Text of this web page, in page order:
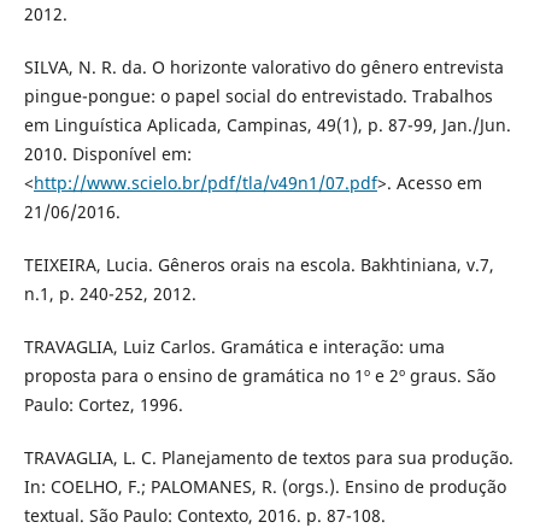
2012.
SILVA, N. R. da. O horizonte valorativo do gênero entrevista
pingue-pongue: o papel social do entrevistado. Trabalhos
em Linguística Aplicada, Campinas, 49(1), p. 87-99, Jan./Jun.
2010. Disponível em:
<http://www.scielo.br/pdf/tla/v49n1/07.pdf>. Acesso em
21/06/2016.
TEIXEIRA, Lucia. Gêneros orais na escola. Bakhtiniana, v.7,
n.1, p. 240-252, 2012.
TRAVAGLIA, Luiz Carlos. Gramática e interação: uma
proposta para o ensino de gramática no 1º e 2º graus. São
Paulo: Cortez, 1996.
TRAVAGLIA, L. C. Planejamento de textos para sua produção.
In: COELHO, F.; PALOMANES, R. (orgs.). Ensino de produção
textual. São Paulo: Contexto, 2016. p. 87-108.